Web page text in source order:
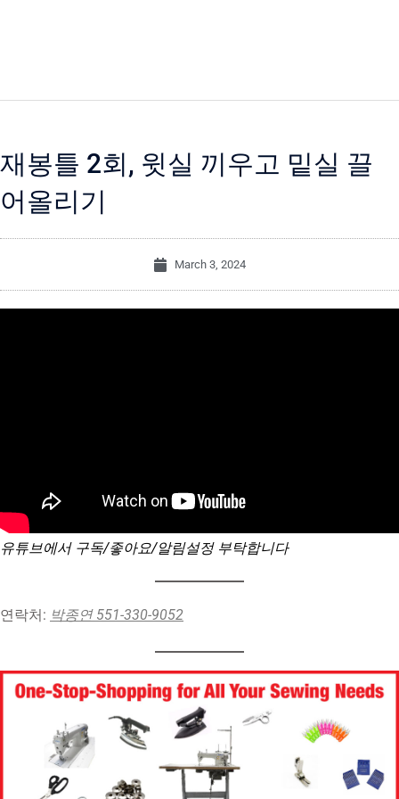
재봉틀 2회, 윗실 끼우고 밑실 끌
어올리기
March 3, 2024
유튜브에서 구독/좋아요/알림설정 부탁합니다
연락처: 박종연 551-330-9052